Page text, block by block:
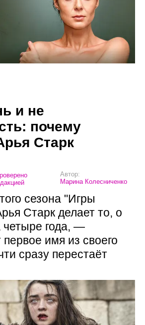
и не
почему
Старк
Автор:
Марина Колесниченко
сезона "Игры
Старк делает то, о
четыре года, —
имя из своего
сразу перестаёт